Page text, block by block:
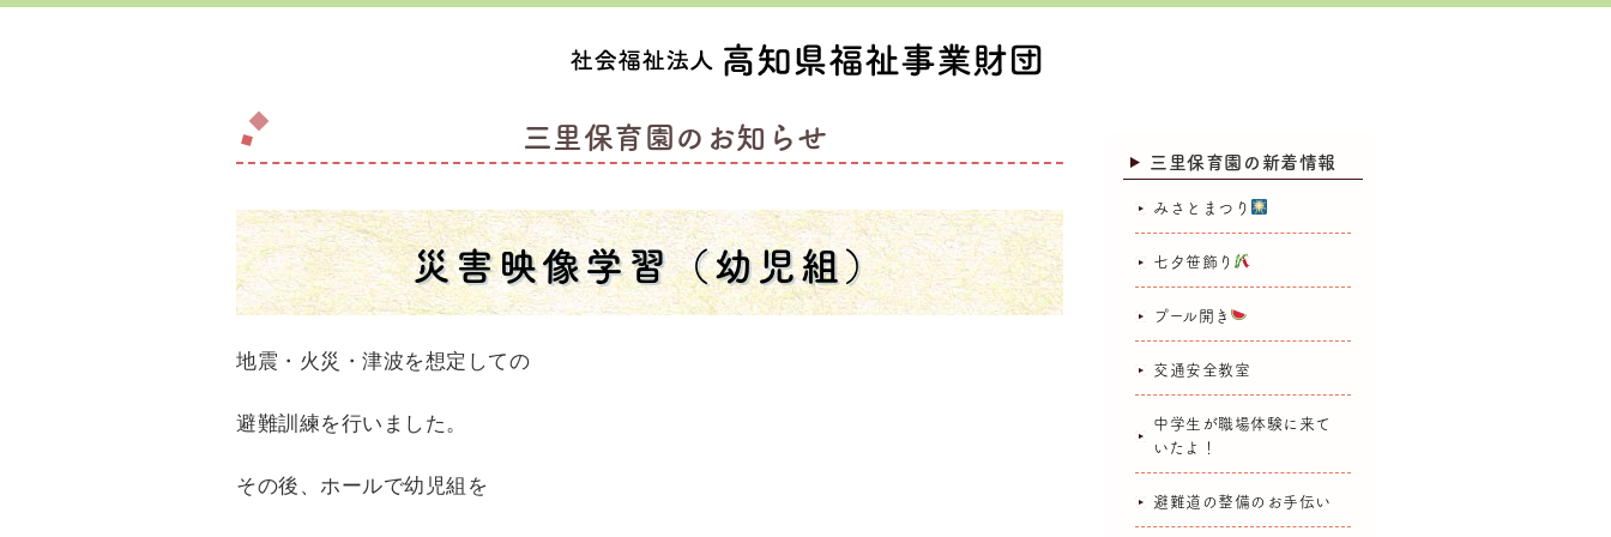
三里保育園のお知らせ
災害映像学習（幼児組）
地震・火災・津波を想定しての
避難訓練を行いました。
その後、ホールで幼児組を
三里保育園の新着情報
みさとまつり
七夕笹飾り
プール開き
交通安全教室
中学生が職場体験に来て
いたよ！
避難道の整備のお手伝い